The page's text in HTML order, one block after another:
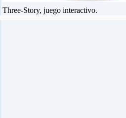
Three-Story, juego interactivo.